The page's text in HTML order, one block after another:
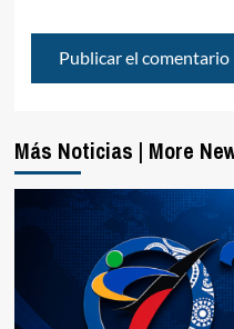
Más Noticias | More